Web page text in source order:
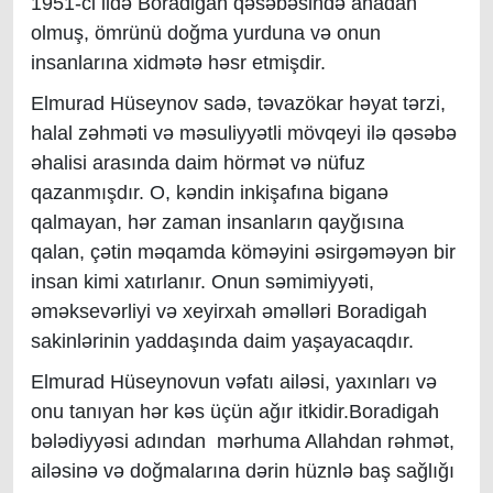
olmuş, ömrünü doğma yurduna və onun
insanlarına xidmətə həsr etmişdir.
Elmurad Hüseynov sadə, təvazökar həyat tərzi,
halal zəhməti və məsuliyyətli mövqeyi ilə qəsəbə
əhalisi arasında daim hörmət və nüfuz
qazanmışdır. O, kəndin inkişafına biganə
qalmayan, hər zaman insanların qayğısına
qalan, çətin məqamda köməyini əsirgəməyən bir
insan kimi xatırlanır. Onun səmimiyyəti,
əməksevərliyi və xeyirxah əməlləri Boradigah
sakinlərinin yaddaşında daim yaşayacaqdır.
Elmurad Hüseynovun vəfatı ailəsi, yaxınları və
onu tanıyan hər kəs üçün ağır itkidir.Boradigah
bələdiyyəsi adından mərhuma Allahdan rəhmət,
ailəsinə və doğmalarına dərin hüznlə baş sağlığı